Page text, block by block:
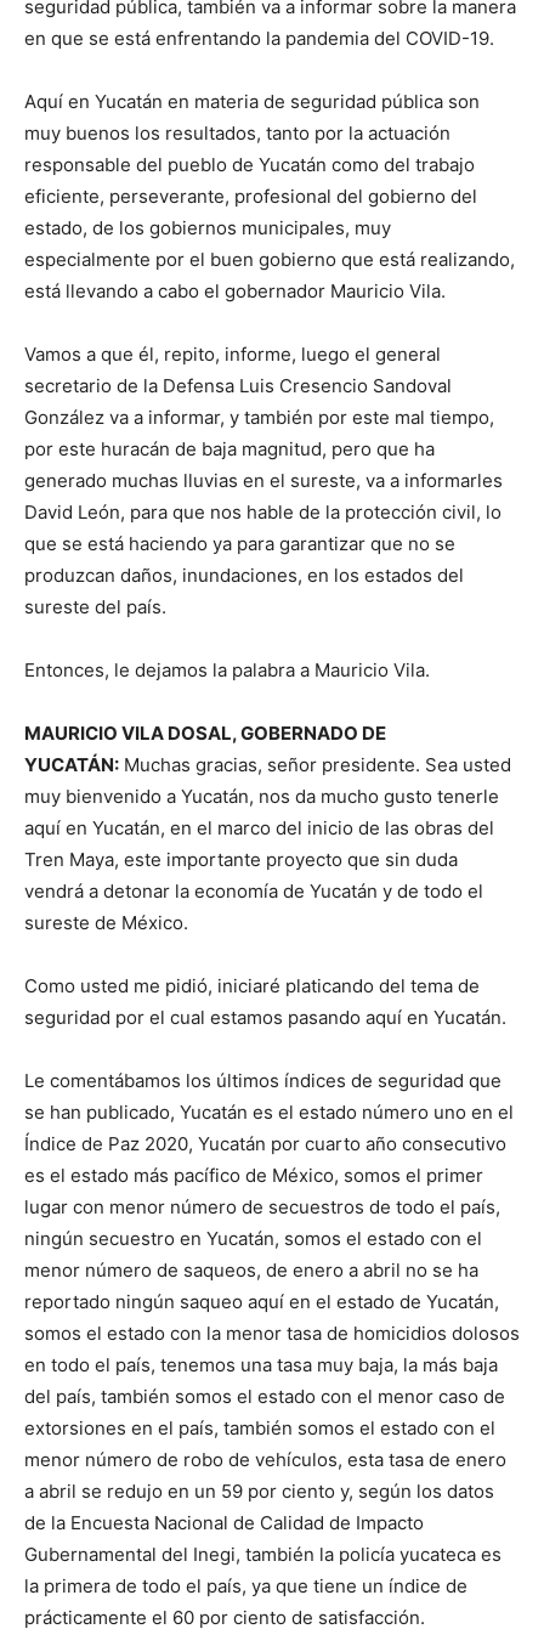
seguridad pública, también va a informar sobre la manera
en que se está enfrentando la pandemia del COVID-19.
Aquí en Yucatán en materia de seguridad pública son
muy buenos los resultados, tanto por la actuación
responsable del pueblo de Yucatán como del trabajo
eficiente, perseverante, profesional del gobierno del
estado, de los gobiernos municipales, muy
especialmente por el buen gobierno que está realizando,
está llevando a cabo el gobernador Mauricio Vila.
Vamos a que él, repito, informe, luego el general
secretario de la Defensa Luis Cresencio Sandoval
González va a informar, y también por este mal tiempo,
por este huracán de baja magnitud, pero que ha
generado muchas lluvias en el sureste, va a informarles
David León, para que nos hable de la protección civil, lo
que se está haciendo ya para garantizar que no se
produzcan daños, inundaciones, en los estados del
sureste del país.
Entonces, le dejamos la palabra a Mauricio Vila.
MAURICIO VILA DOSAL, GOBERNADO DE
YUCATÁN: Muchas gracias, señor presidente. Sea usted
muy bienvenido a Yucatán, nos da mucho gusto tenerle
aquí en Yucatán, en el marco del inicio de las obras del
Tren Maya, este importante proyecto que sin duda
vendrá a detonar la economía de Yucatán y de todo el
sureste de México.
Como usted me pidió, iniciaré platicando del tema de
seguridad por el cual estamos pasando aquí en Yucatán.
Le comentábamos los últimos índices de seguridad que
se han publicado, Yucatán es el estado número uno en el
Índice de Paz 2020, Yucatán por cuarto año consecutivo
es el estado más pacífico de México, somos el primer
lugar con menor número de secuestros de todo el país,
ningún secuestro en Yucatán, somos el estado con el
menor número de saqueos, de enero a abril no se ha
reportado ningún saqueo aquí en el estado de Yucatán,
somos el estado con la menor tasa de homicidios dolosos
en todo el país, tenemos una tasa muy baja, la más baja
del país, también somos el estado con el menor caso de
extorsiones en el país, también somos el estado con el
menor número de robo de vehículos, esta tasa de enero
a abril se redujo en un 59 por ciento y, según los datos
de la Encuesta Nacional de Calidad de Impacto
Gubernamental del Inegi, también la policía yucateca es
la primera de todo el país, ya que tiene un índice de
prácticamente el 60 por ciento de satisfacción.